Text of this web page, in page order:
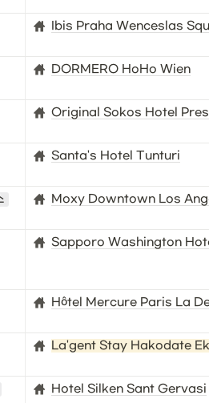
Ibis Praha Wenceslas
DORMERO HoHo Wien
Original Sokos Hotel
Santa's Hotel Tunturi
Moxy Downtown Los
Sapporo Washington
Hôtel Mercure Paris La
La'gent Stay Hakodate
Hotel Silken Sant Gervasi